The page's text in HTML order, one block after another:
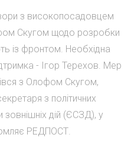
з високопосадовцем
Скугом щодо розробки
із фронтом. Необхідна
- Ігор Терехов. Мер
з Олофом Скугом,
з політичних
дій (ЄСЗД), у
РЕДПОСТ.